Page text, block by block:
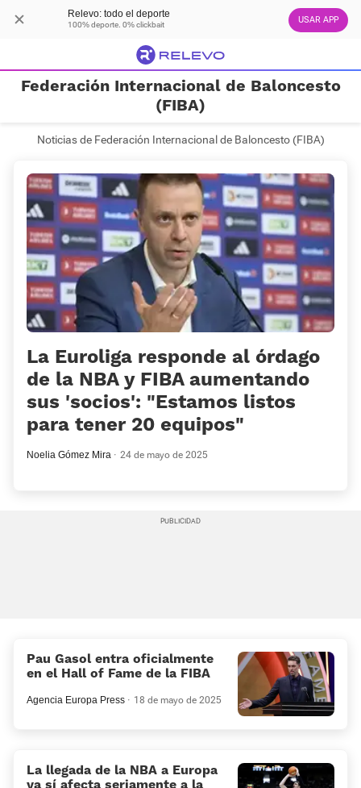
Relevo: todo el deporte
100% deporte. 0% clickbait USAR APP
Federación Internacional de Baloncesto
(FIBA)
Noticias de Federación Internacional de Baloncesto (FIBA)
La Euroliga responde al órdago
de la NBA y FIBA aumentando
sus 'socios': «Estamos listos
para tener 20 equipos»
Noelia Gómez Mira 24 de mayo de 2025
Pau Gasol entra oficialmente
en el Hall of Fame de la FIBA
Agencia Europa Press 18 de mayo de 2025
La llegada de la NBA a Europa
ya sí afecta seriamente a la